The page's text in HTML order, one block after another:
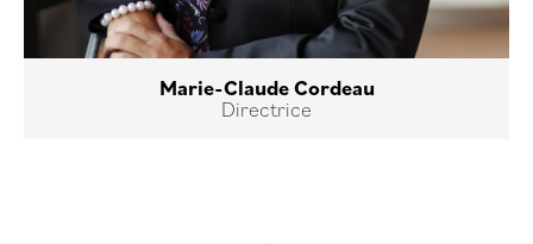
Marie-Claude Cordeau
Directrice